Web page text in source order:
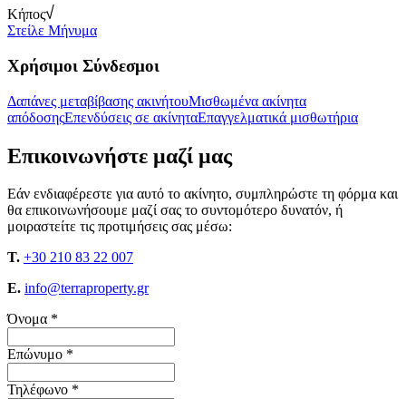
Κήπος
Στείλε Μήνυμα
Χρήσιμοι Σύνδεσμοι
Δαπάνες μεταβίβασης ακινήτουΜισθωμένα ακίνητα
απόδοσηςΕπενδύσεις σε ακίνηταΕπαγγελματικά μισθωτήρια
Επικοινωνήστε μαζί μας
Εάν ενδιαφέρεστε για αυτό το ακίνητο, συμπληρώστε τη φόρμα και
θα επικοινωνήσουμε μαζί σας το συντομότερο δυνατόν, ή
μοιραστείτε τις προτιμήσεις σας μέσω:
T. +30 210 83 22 007
E. info@terraproperty.gr
Όνομα *
Επώνυμο *
Τηλέφωνο *